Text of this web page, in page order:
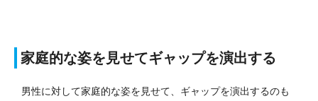
家庭的な姿を見せてギャップを演出する
男性に対して家庭的な姿を見せて、ギャップを演出するのも